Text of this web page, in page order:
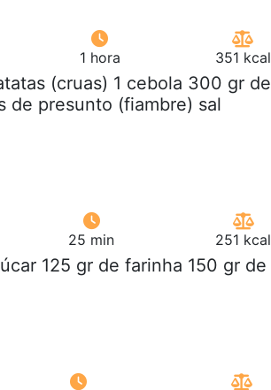
1 hora 351 kcal
(cruas) 1 cebola 300 gr de
de presunto (fiambre) sal
25 min 251 kcal
125 gr de farinha 150 gr de